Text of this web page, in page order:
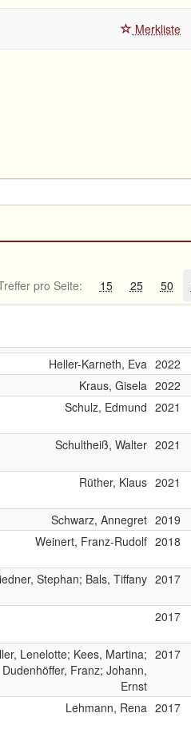
Merkliste
pro Seite: 15 25 50
Heller-Karneth, Eva 2022
Kraus, Gisela 2022
Schulz, Edmund 2021
Schultheiß, Walter 2021
Rüther, Klaus 2021
Schwarz, Annegret 2019
Weinert, Franz-Rudolf 2018
Stephan; Bals, Tiffany 2017
2017
Lenelotte; Kees, Martina;
Dudenhöffer, Franz; Johann,
Ernst
2017
Lehmann, Rena 2017